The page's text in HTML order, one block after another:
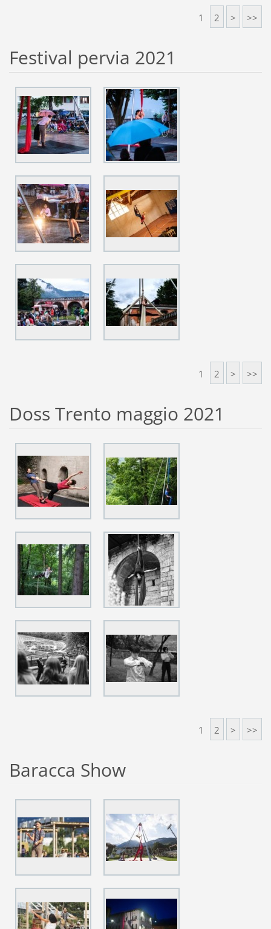
1 2 > >>
Festival pervia 2021
1 2 > >>
Doss Trento maggio 2021
1 2 > >>
Baracca Show